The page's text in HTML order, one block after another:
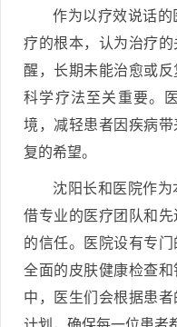
作为以疗效说话
疗的根本，认为治疗
醒，长期未能治愈或
科学疗法至关重要。
境，减轻患者因疾病
复的希望。
沈阳长和医院作
借专业的医疗团队和
的信任。医院设有专
全面的皮肤健康检查
中，医生们会根据患